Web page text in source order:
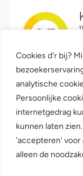
Cookies d'r bij?
analytische
Persoonlijke
internetgedrag
kunnen laten
'accepteren' voor
alleen de
© 2026